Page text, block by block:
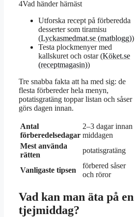
4Vad händer härnäst
Utforska recept på förberedda
desserter som tiramisu
(Lyckasmedmat.se (matblogg))
Testa plockmenyer med
kallskuret och ostar (Köket.se
(receptmagasin))
Tre snabba fakta att ha med sig: de
flesta förbereder hela menyn,
potatisgratäng toppar listan och såser
görs dagen innan.
Antal
förberedelsedagar
2–3 dagar innan
middagen
Mest använda
rätten
potatisgratäng
Vanligaste tipsen
förbered såser
och röror
Vad kan man äta på en
tjejmiddag?